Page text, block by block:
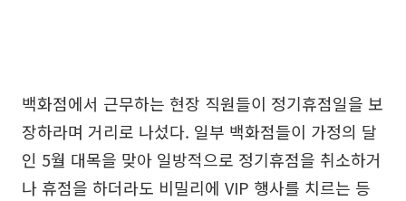
백화점에서 근무하는 현장 직원들이 정기휴점일을 보
장하라며 거리로 나섰다. 일부 백화점들이 가정의 달
인 5월 대목을 맞아 일방적으로 정기휴점을 취소하거
나 휴점을 하더라도 비밀리에 VIP 행사를 치르는 등